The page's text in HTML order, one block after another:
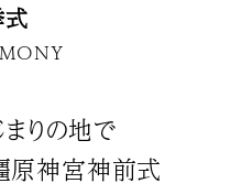
りの地で
原神宮神前式